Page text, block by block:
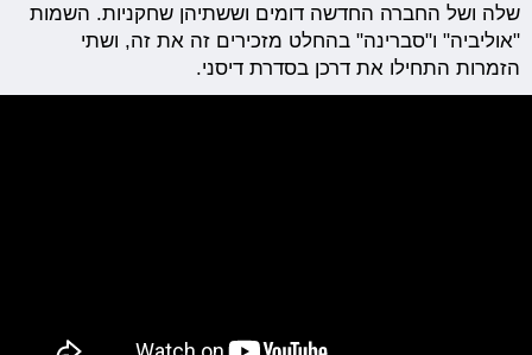
שלה ושל החברה החדשה דומים וששתיהן שחקניות. השמות
"אוליביה" ו"סברינה" בהחלט מזכירים זה את זה, ושתי
הזמרות התחילו את דרכן בסדרת דיסני.